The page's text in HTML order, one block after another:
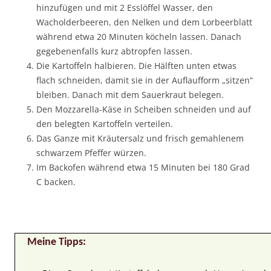
hinzufügen und mit 2 Esslöffel Wasser, den
Wacholderbeeren, den Nelken und dem Lorbeerblatt
während etwa 20 Minuten köcheln lassen. Danach
gegebenenfalls kurz abtropfen lassen.
Die Kartoffeln halbieren. Die Hälften unten etwas
flach schneiden, damit sie in der Auflaufform „sitzen“
bleiben. Danach mit dem Sauerkraut belegen.
Den Mozzarella-Käse in Scheiben schneiden und auf
den belegten Kartoffeln verteilen.
Das Ganze mit Kräutersalz und frisch gemahlenem
schwarzem Pfeffer würzen.
Im Backofen während etwa 15 Minuten bei 180 Grad
C backen.
Meine Tipps: